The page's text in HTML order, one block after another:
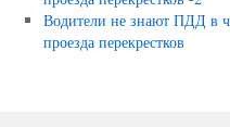
Водители не знают ПДД в
проезда перекрестков